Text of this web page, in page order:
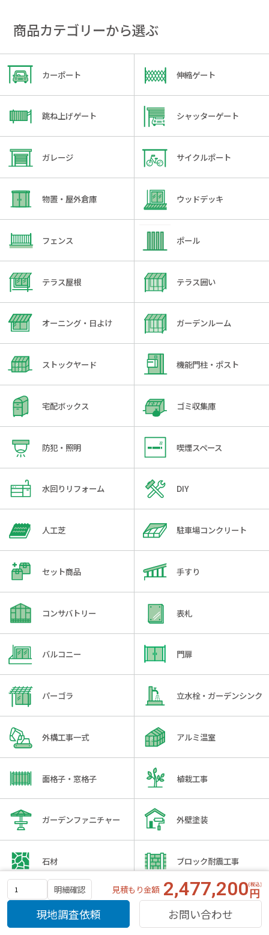
明細確認 見積もり金額 2,477,200
現地調査依頼 お問い合わせ
商品カテゴリーから選ぶ
カーポート 伸縮ゲート
跳ね上げゲート シャッターゲート
ガレージ サイクルポート
物置・屋外倉庫 ウッドデッキ
フェンス ポール
テラス屋根 テラス囲い
オーニング・日よけ ガーデンルーム
ストックヤード 機能門柱・ポスト
宅配ボックス ゴミ収集庫
防犯・照明 喫煙スペース
水回りリフォーム DIY
人工芝 駐車場コンクリート
セット商品 手すり
コンサバトリー 表札
バルコニー 門扉
パーゴラ 立水栓・ガーデンシンク
外構工事一式 アルミ温室
面格子・窓格子 植栽工事
ガーデンファニチャー 外壁塗装
石材 ブロック耐震工事
引き戸ゲート エントランスルーフ